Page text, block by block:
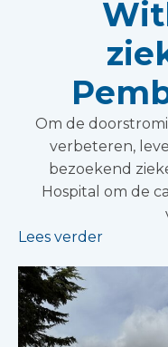
Om de
verbeteren,
bezoekend
Hospital om de
Lees verder